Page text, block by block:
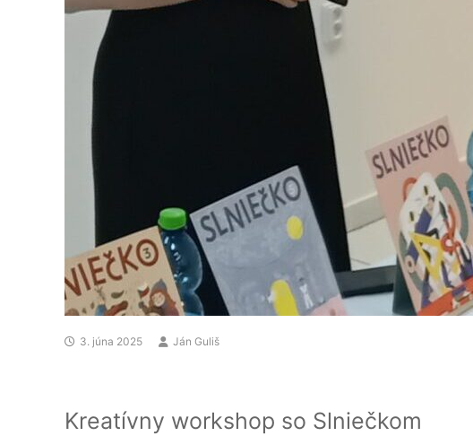
3. júna 2025 Ján Guliš
Kreatívny workshop so Slniečkom